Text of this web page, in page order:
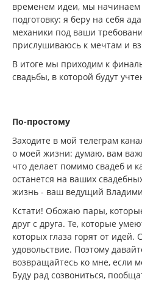
временем идеи, мы
подготовку: я беру на себя
механики под ваши
прислушиваюсь к мечтам и
В итоге мы приходим к
свадьбы, в которой будут
По-простому
Заходите в мой телеграм
о моей жизни: думаю, вам
что делает помимо свадеб и
останется на ваших
жизнь - ваш ведущий
Кстати! Обожаю пары,
друг с друга. Те, которые
которых глаза горят от идей.
удовольствие. Поэтому
возвращайтесь ко мне, если
Буду рад созвониться,